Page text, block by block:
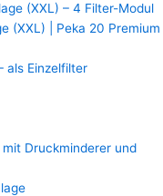
(XXL) – 4 Filter-Modul
(XXL) | Peka 20 Premium
als Einzelfilter
mit Druckminderer und